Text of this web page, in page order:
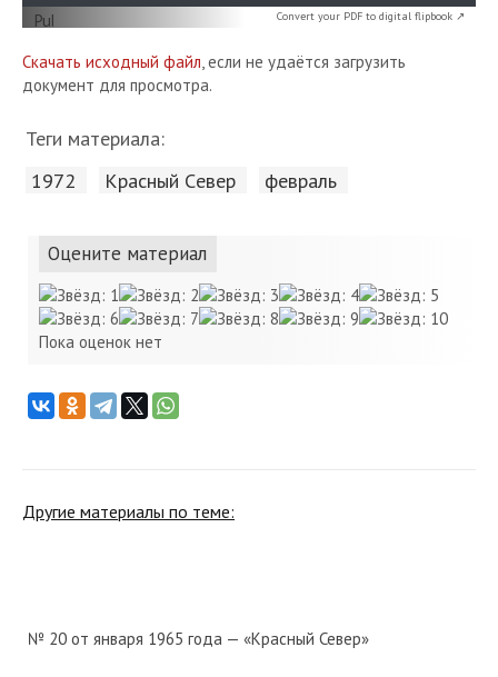
Convert your PDF to digital flipbook ↗
Скачать исходный файл, если не удаётся загрузить
документ для просмотра.
Теги материала:
1972 Красный Cевер февраль
Оцените материал
Пока оценок нет
Другие материалы по теме:
№ 20 от января 1965 года — «Красный Север»